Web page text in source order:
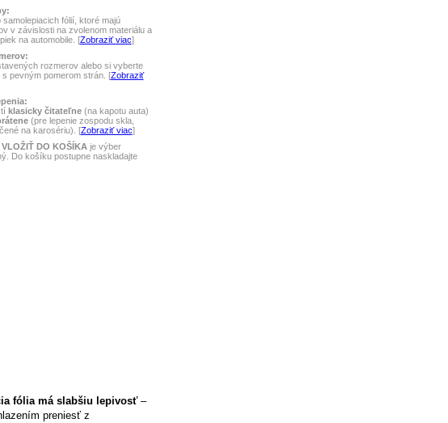
samolepiacich fólií, ktoré majú
v závislosti na zvolenom materiálu a
na automobile. [Zobraziť viac]
rozmerov alebo si vyberte
pevným pomerom strán. [Zobraziť
klasicky čitateľne(na kapotu auta)
(pre lepenie zospodu skla,
na karosériu). [Zobraziť viac]
VLOŽIŤ DO KOŠÍKA je výber
Do košíku postupne naskladajte
fólia má slabšiu lepivosť–
preniesť z